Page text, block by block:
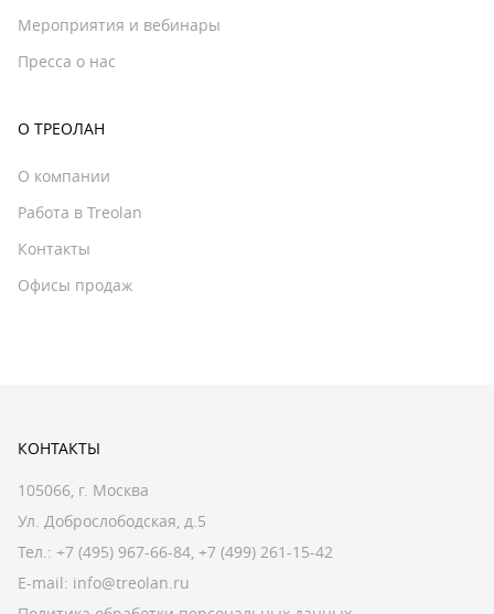
Мероприятия и вебинары
Пресса о нас
О ТРЕОЛАН
О компании
Работа в Treolan
Контакты
Офисы продаж
КОНТАКТЫ
105066, г. Москва
Ул. Доброслободская, д.5
Тел.: +7 (495) 967-66-84, +7 (499) 261-15-42
E-mail: info@treolan.ru